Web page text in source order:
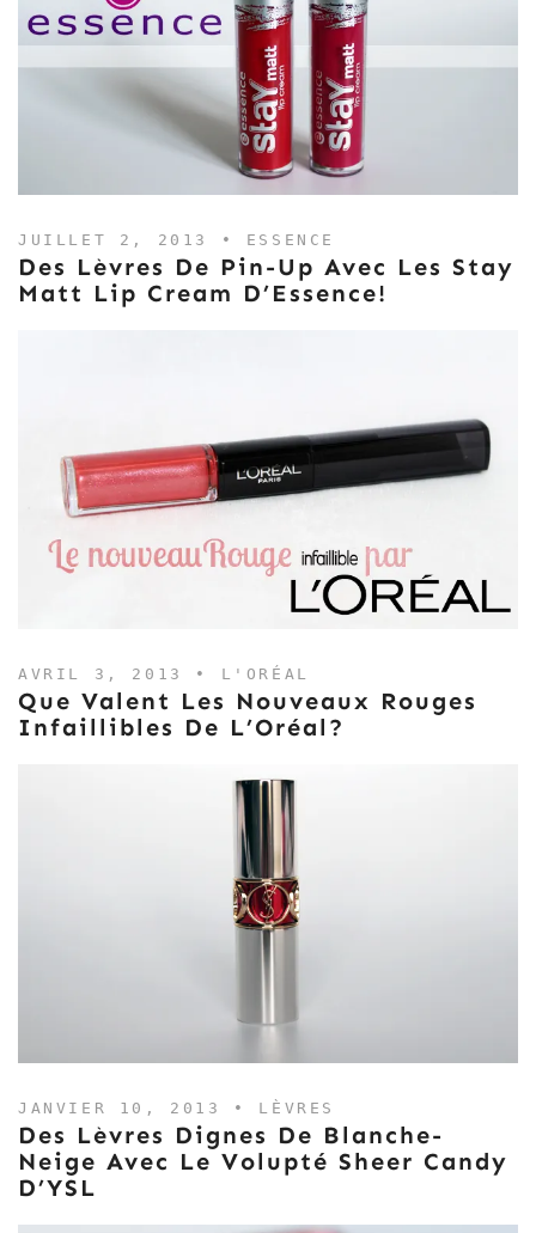
JUILLET 2, 2013 • ESSENCE
Des Lèvres De Pin-Up Avec Les Stay
Matt Lip Cream D’Essence!
AVRIL 3, 2013 • L'ORÉAL
Que Valent Les Nouveaux Rouges
Infaillibles De L’Oréal?
JANVIER 10, 2013 • LÈVRES
Des Lèvres Dignes De Blanche-
Neige Avec Le Volupté Sheer Candy
D’YSL